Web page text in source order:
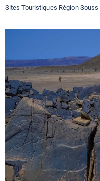
Sites Touristiques Région